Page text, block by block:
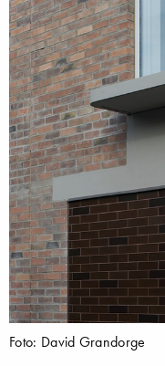
Foto: David Grandorge